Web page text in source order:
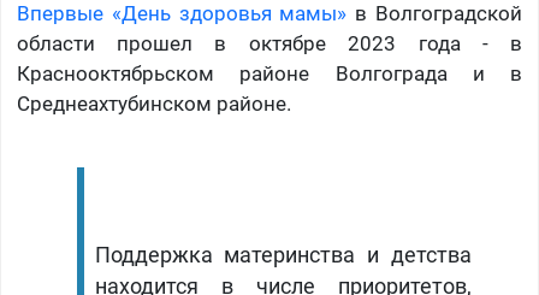
Впервые «День здоровья мамы» в Волгоградской
области прошел в октябре 2023 года - в
Краснооктябрьском районе Волгограда и в
Среднеахтубинском районе.
Поддержка материнства и детства
находится в числе приоритетов,